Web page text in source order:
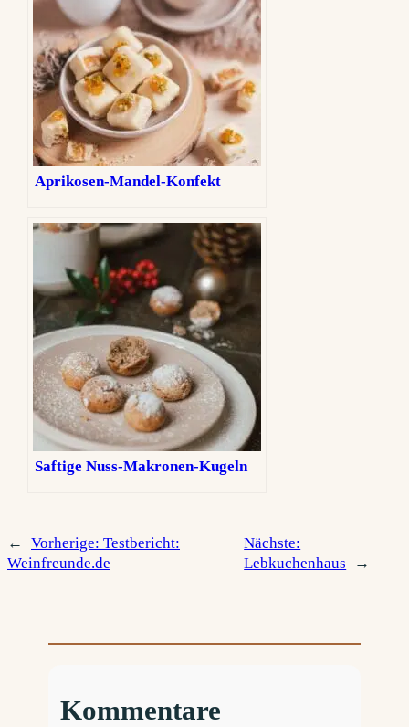
Aprikosen-Mandel-Konfekt
Saftige Nuss-Makronen-Kugeln
← Vorherige: Testbericht:
Weinfreunde.de
Nächste:
Lebkuchenhaus
→
Kommentare